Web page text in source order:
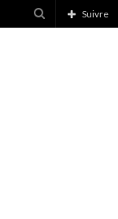
Rechercher
Suivre